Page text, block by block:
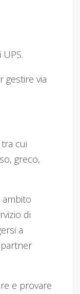
gestire via
cui
greco,
di
a
e provare